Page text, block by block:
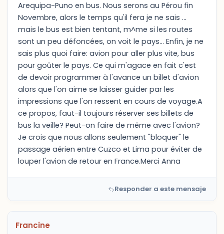
Arequipa-Puno en bus. Nous serons au Pérou fin
Novembre, alors le temps qu'il fera je ne sais ...
mais le bus est bien tentant, m^me si les routes
sont un peu défoncées, on voit le pays... Enfin, je ne
sais plus quoi faire: avion pour aller plus vite, bus
pour goûter le pays. Ce qui m'agace en fait c'est
de devoir programmer à l'avance un billet d'avion
alors que l'on aime se laisser guider par les
impressions que l'on ressent en cours de voyage.A
ce propos, faut-il toujours réserver ses billets de
bus la veille? Peut-on faire de même avec l'avion?
Je crois que nous allons seulement "bloquer" le
passage aérien entre Cuzco et Lima pour éviter de
louper l'avion de retour en France.Merci Anna
Responder a este mensaje
Francine